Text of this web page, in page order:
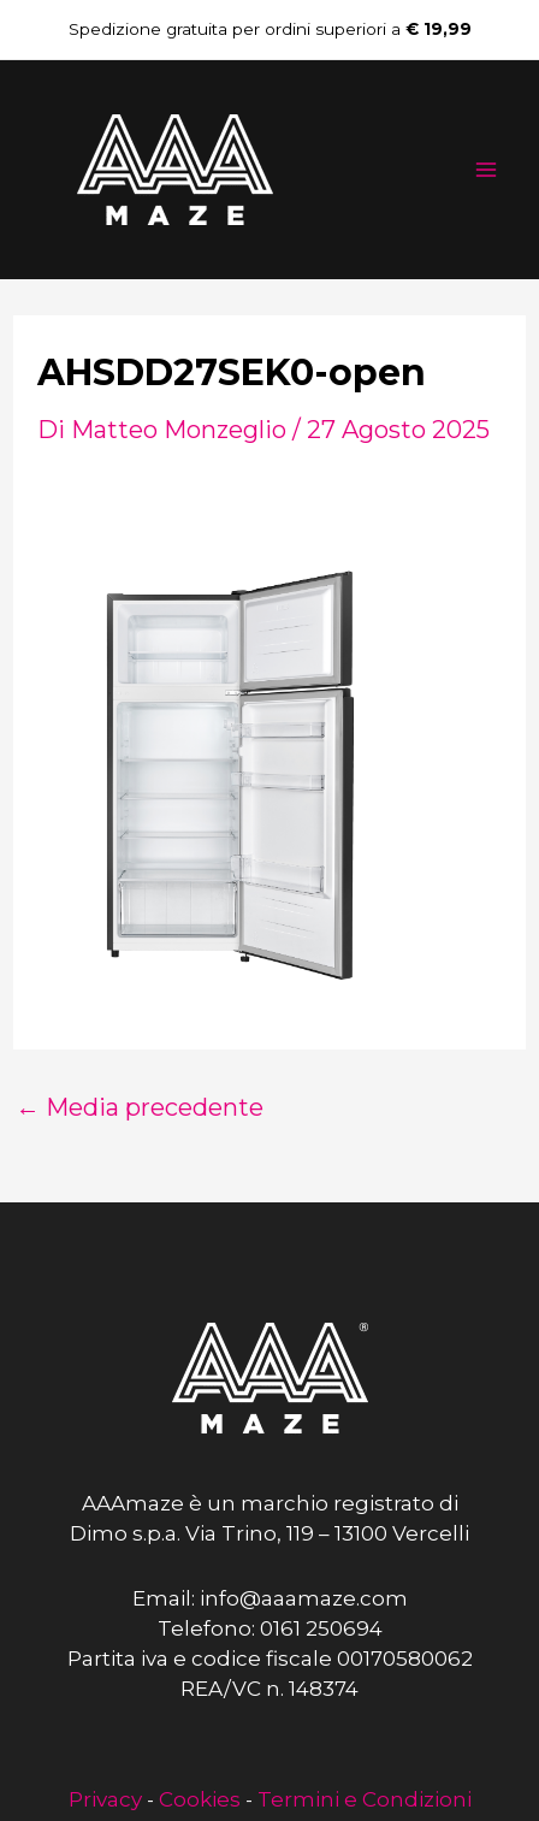
al
contenuto
Spedizione gratuita per ordini superiori a € 19,99
AHSDD27SEK0-open
Di Matteo Monzeglio / 27 Agosto 2025
Navigazione
articoli
← Media precedente
AAAmaze è un marchio registrato di
Dimo s.p.a. Via Trino, 119 – 13100 Vercelli
Email: info@aaamaze.com
Telefono: 0161 250694
Partita iva e codice fiscale 00170580062
REA/VC n. 148374
Privacy- Cookies - Termini e Condizioni